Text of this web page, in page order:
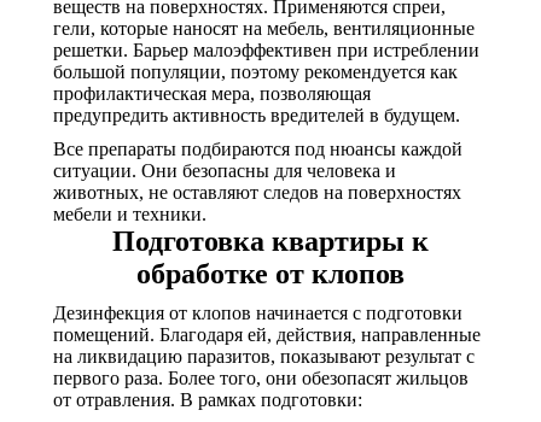
веществ на поверхностях. Применяются спреи,
гели, которые наносят на мебель, вентиляционные
решетки. Барьер малоэффективен при истреблении
большой популяции, поэтому рекомендуется как
профилактическая мера, позволяющая
предупредить активность вредителей в будущем.
Все препараты подбираются под нюансы каждой
ситуации. Они безопасны для человека и
животных, не оставляют следов на поверхностях
мебели и техники.
Подготовка квартиры к
обработке от клопов
Дезинфекция от клопов начинается с подготовки
помещений. Благодаря ей, действия, направленные
на ликвидацию паразитов, показывают результат с
первого раза. Более того, они обезопасят жильцов
от отравления. В рамках подготовки: